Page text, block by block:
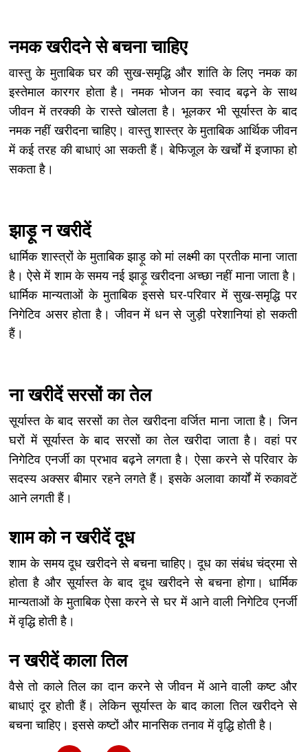
नमक खरीदने से बचना चाहिए
वास्तु के मुताबिक घर की सुख-समृद्धि और शांति के लिए नमक का
इस्तेमाल कारगर होता है। नमक भोजन का स्वाद बढ़ने के साथ
जीवन में तरक्की के रास्ते खोलता है। भूलकर भी सूर्यास्त के बाद
नमक नहीं खरीदना चाहिए। वास्तु शास्त्र के मुताबिक आर्थिक जीवन
में कई तरह की बाधाएं आ सकती हैं। बेफिजूल के खर्चों में इजाफा हो
सकता है।
झाड़ू न खरीदें
धार्मिक शास्त्रों के मुताबिक झाड़ू को मां लक्ष्मी का प्रतीक माना जाता
है। ऐसे में शाम के समय नई झाड़ू खरीदना अच्छा नहीं माना जाता है।
धार्मिक मान्यताओं के मुताबिक इससे घर-परिवार में सुख-समृद्धि पर
निगेटिव असर होता है। जीवन में धन से जुड़ी परेशानियां हो सकती
हैं।
ना खरीदें सरसों का तेल
सूर्यास्त के बाद सरसों का तेल खरीदना वर्जित माना जाता है। जिन
घरों में सूर्यास्त के बाद सरसों का तेल खरीदा जाता है। वहां पर
निगेटिव एनर्जी का प्रभाव बढ़ने लगता है। ऐसा करने से परिवार के
सदस्य अक्सर बीमार रहने लगते हैं। इसके अलावा कार्यों में रुकावटें
आने लगती हैं।
शाम को न खरीदें दूध
शाम के समय दूध खरीदने से बचना चाहिए। दूध का संबंध चंद्रमा से
होता है और सूर्यास्त के बाद दूध खरीदने से बचना होगा। धार्मिक
मान्यताओं के मुताबिक ऐसा करने से घर में आने वाली निगेटिव एनर्जी
में वृद्धि होती है।
न खरीदें काला तिल
वैसे तो काले तिल का दान करने से जीवन में आने वाली कष्ट और
बाधाएं दूर होती हैं। लेकिन सूर्यास्त के बाद काला तिल खरीदने से
बचना चाहिए। इससे कष्टों और मानसिक तनाव में वृद्धि होती है।